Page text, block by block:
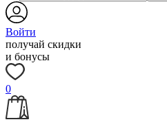
Войти
получай скидки
и бонусы
0